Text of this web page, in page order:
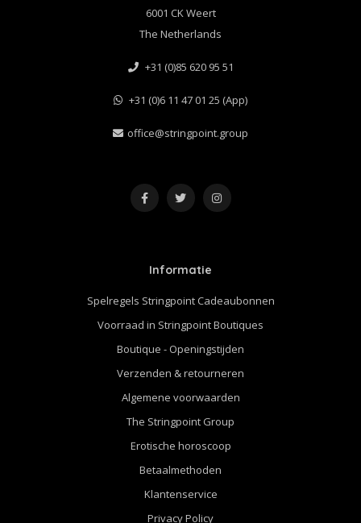
6001 CK Weert
The Netherlands
+31 (0)85 620 95 51
+31 (0)6 11 47 01 25 (App)
office@stringpoint.group
Informatie
Spelregels Stringpoint Cadeaubonnen
Voorraad in Stringpoint Boutiques
Boutique - Openingstijden
Verzenden & retourneren
Algemene voorwaarden
The Stringpoint Group
Erotische horoscoop
Betaalmethoden
Klantenservice
Privacy Policy